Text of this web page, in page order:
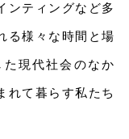
ンティングなど多
る様々な時間と場
現代社会のなか
れて暮らす私たち